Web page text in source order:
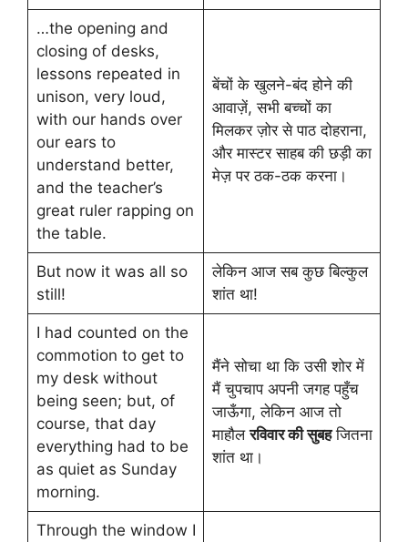
…the opening and
closing of desks,
lessons repeated in
unison, very loud,
with our hands over
our ears to
understand better,
and the teacher’s
great ruler rapping on
the table.
बेंचों के खुलने-बंद होने की
आवाज़ें, सभी बच्चों का
मिलकर ज़ोर से पाठ दोहराना,
और मास्टर साहब की छड़ी का
मेज़ पर ठक-ठक करना।
But now it was all so
still!
लेकिन आज सब कुछ बिल्कुल
शांत था!
I had counted on the
commotion to get to
my desk without
being seen; but, of
course, that day
everything had to be
as quiet as Sunday
morning.
मैंने सोचा था कि उसी शोर में
मैं चुपचाप अपनी जगह पहुँच
जाऊँगा, लेकिन आज तो
माहौलरविवार की सुबहजितना
शांत था।
Through the window I